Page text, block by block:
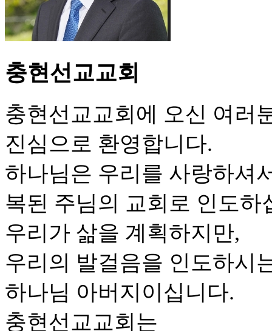
충현선교교회
충현선교교회에 오신 여러
진심으로 환영합니다.
하나님은 우리를 사랑하셔
복된 주님의 교회로 인도하
우리가 삶을 계획하지만,
우리의 발걸음을 인도하시
하나님 아버지이십니다.
충현선교교회는